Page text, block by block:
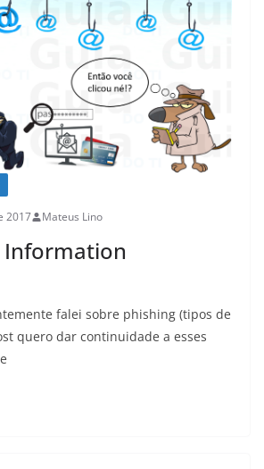
2017 Mateus Lino
Information
falei sobre phishing (tipos de
quero dar continuidade a esses